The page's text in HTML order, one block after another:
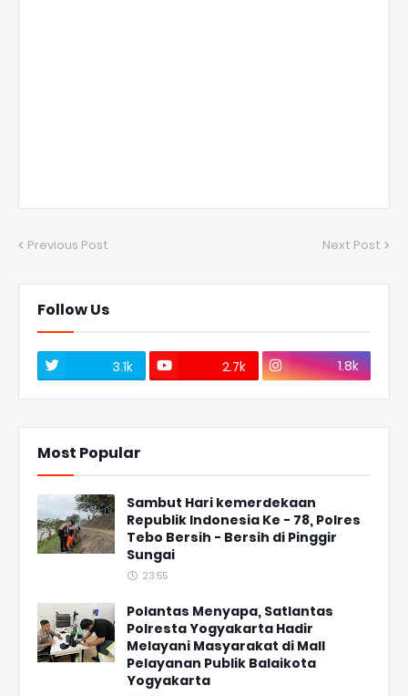
Previous Post Next Post
Follow Us
3.1k 2.7k 1.8k
Most Popular
Sambut Hari kemerdekaan
Republik Indonesia Ke - 78, Polres
Tebo Bersih - Bersih di Pinggir
Sungai
23:55
Polantas Menyapa, Satlantas
Polresta Yogyakarta Hadir
Melayani Masyarakat di Mall
Pelayanan Publik Balaikota
Yogyakarta